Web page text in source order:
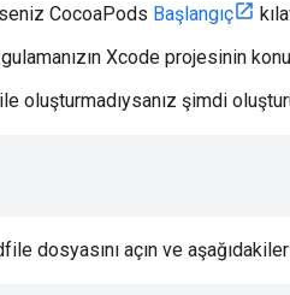
CocoaPods Başlangıç
Xcode projesinin
oluşturmadıysanız şimdi
dosyasını açın ve